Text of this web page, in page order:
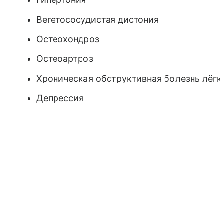
Вегетососудистая дистония
Остеохондроз
Остеоартроз
Хроническая обструктивная болезнь
Депрессия